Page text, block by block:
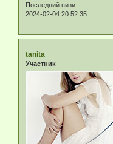
Последний визит:
2024-02-04 20:52:35
tanita
Участник